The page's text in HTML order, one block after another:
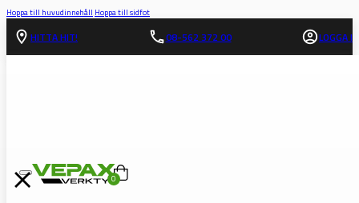
Hoppa till huvudinnehåll Hoppa till sidfot
HITTA HIT! 08-562 372 00 LOGGA IN
0